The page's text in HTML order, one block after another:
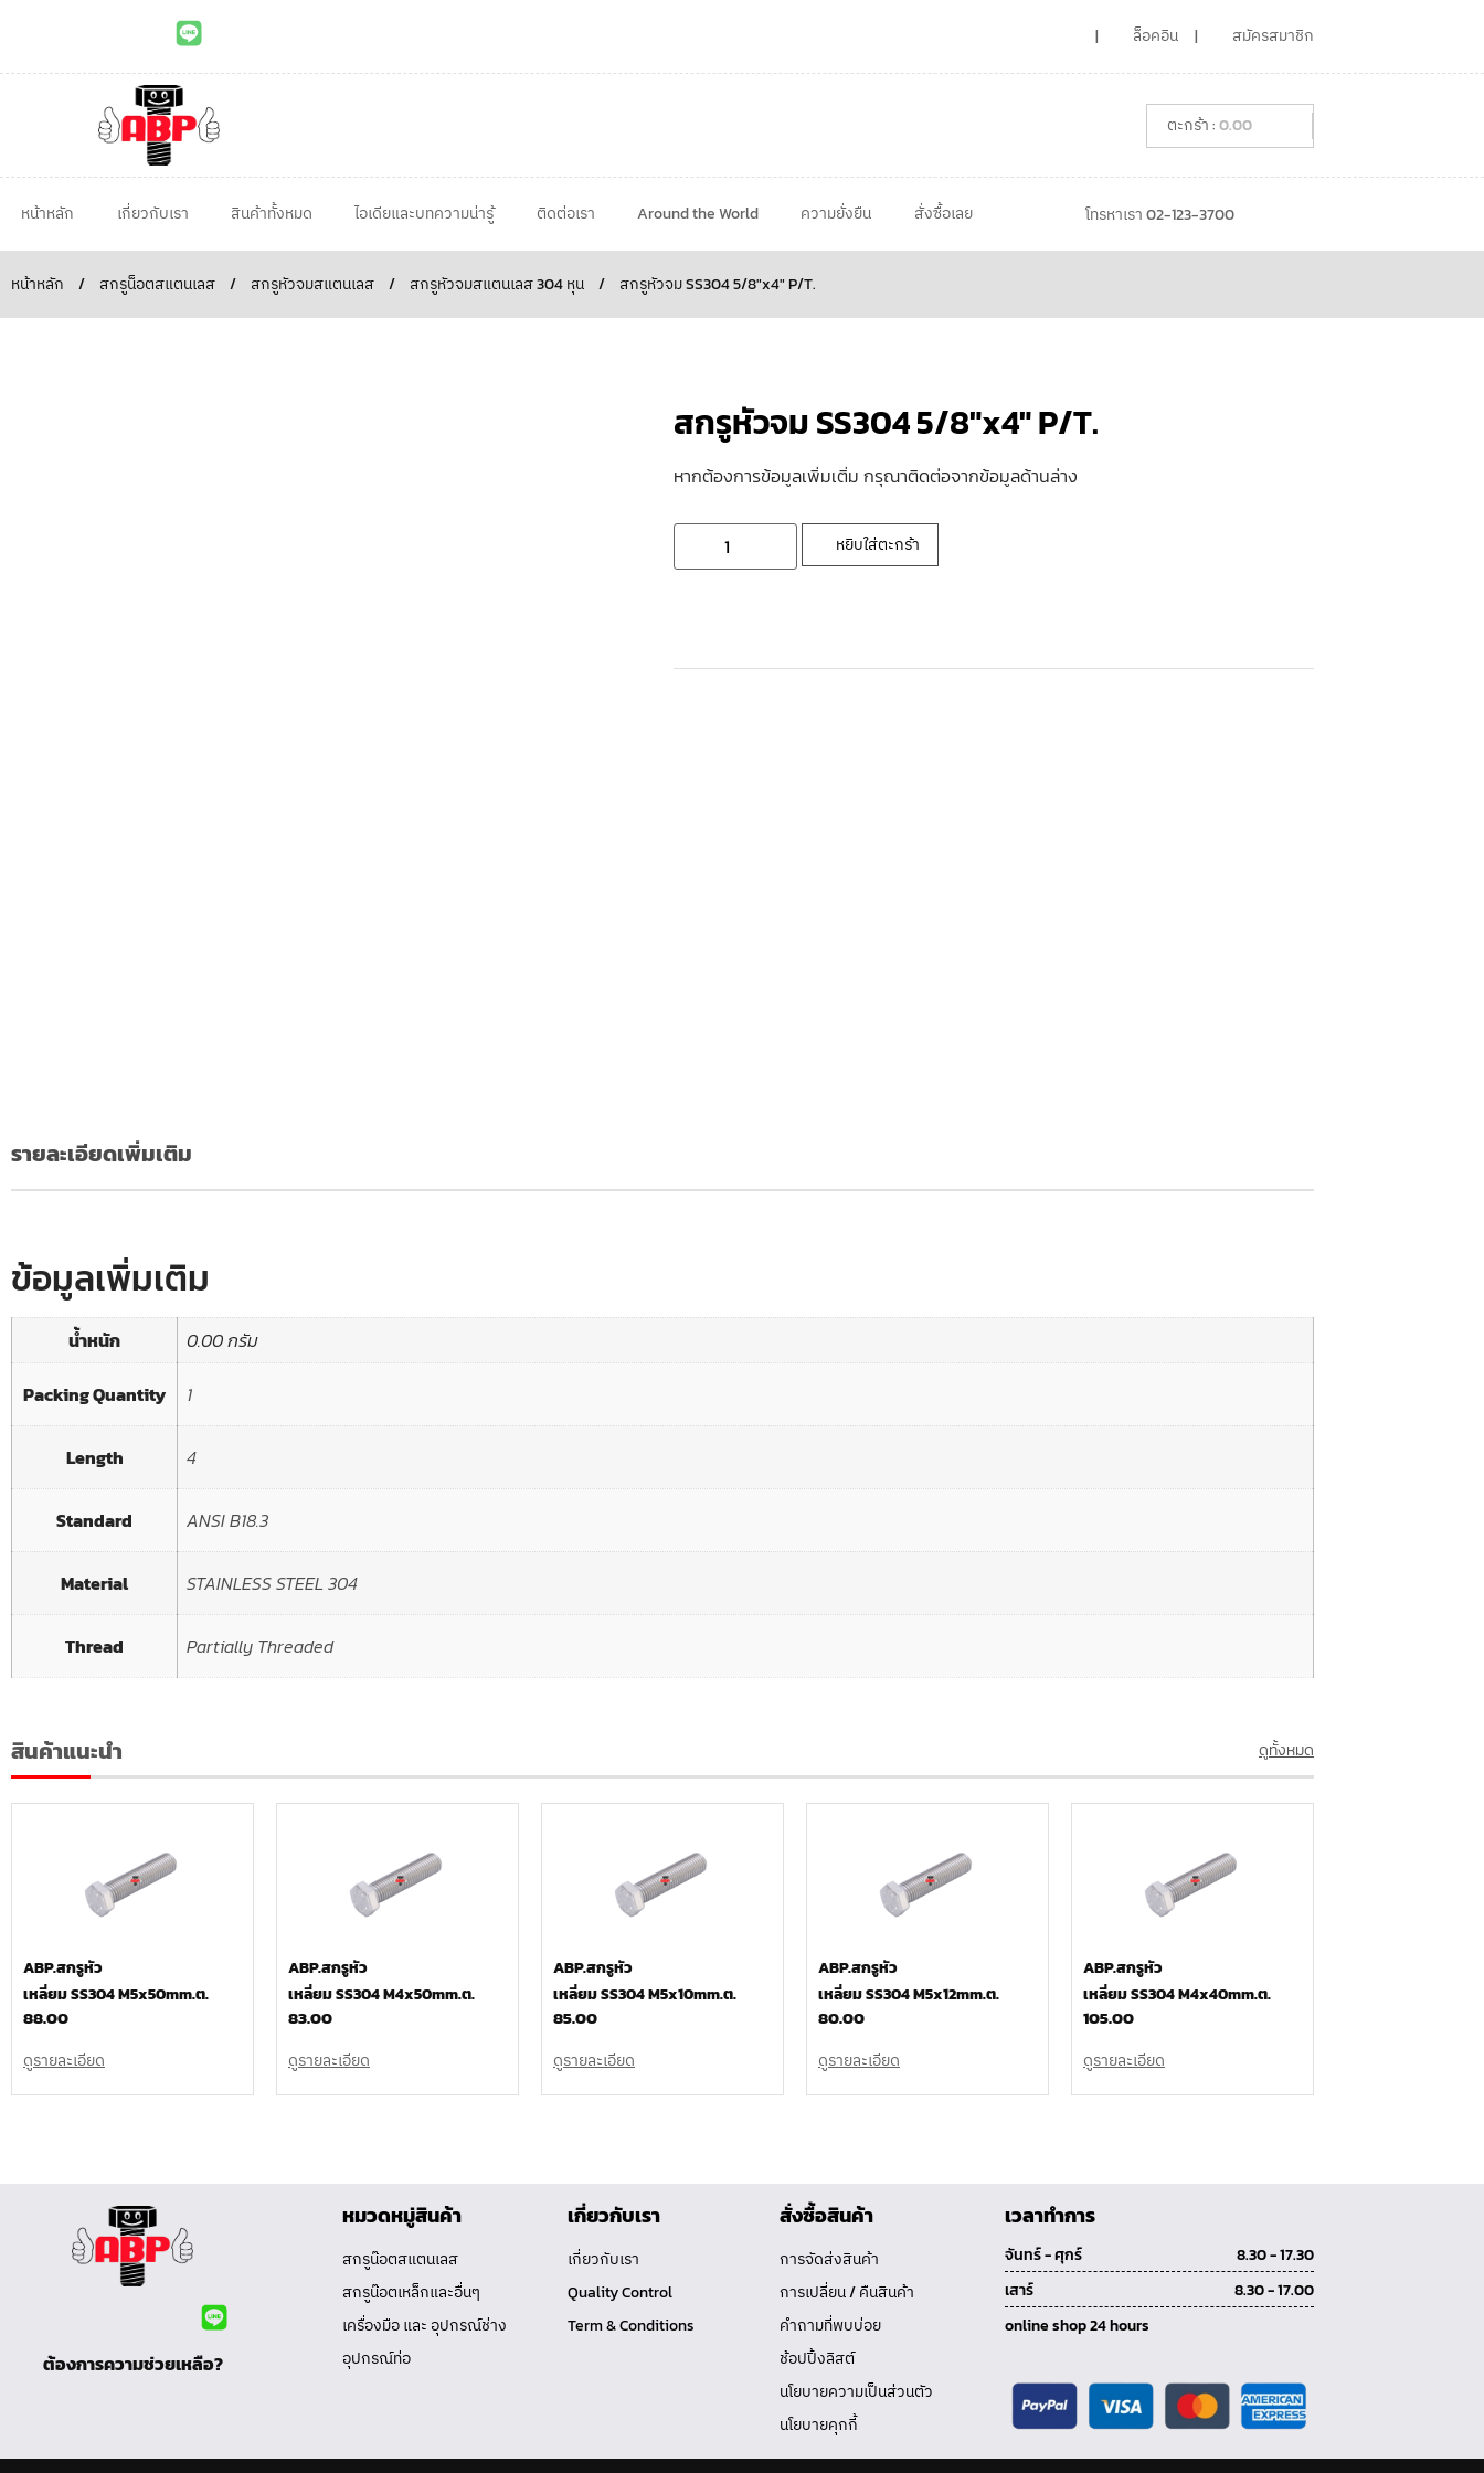
ล็อคอิน สมัครสมาชิก
0.00
หน้าหลัก เกี่ยวกับเรา สินค้าทั้งหมด ไอเดียและบทความน่ารู้ ติดต่อเรา Around the World ความยั่งยืน สั่งซื้อเลย โทรหาเรา 02-123-3700
หน้าหลัก / สกรูน็อตสแตนเลส / สกรูหัวจมสแตนเลส / สกรูหัวจมสแตนเลส 304 หุน / สกรูหัวจม SS304 5/8″x4″ P/T.
สกรูหัวจม SS304 5/8″x4″ P/T.
หากต้องการข้อมูลเพิ่มเติ่ม กรุณาติดต่อจากข้อมูลด้านล่าง
หยิบใส่ตะกร้า
รายละเอียดเพิ่มเติม
ข้อมูลเพิ่มเติม
น้ำหนัก 0.00 กรัม
Packing Quantity 1
Length 4
Standard ANSI B18.3
Material STAINLESS STEEL 304
Thread Partially Threaded
สินค้าแนะนำ ดูทั้งหมด
ABP.สกรูหัว
เหลี่ยม SS304 M5x50mm.ต.
88.00
ดูรายละเอียด
ABP.สกรูหัว
เหลี่ยม SS304 M4x50mm.ต.
83.00
ดูรายละเอียด
ABP.สกรูหัว
เหลี่ยม SS304 M5x10mm.ต.
85.00
ดูรายละเอียด
ABP.สกรูหัว
เหลี่ยม SS304 M5x12mm.ต.
80.00
ดูรายละเอียด
ABP.สกรูหัว
เหลี่ยม SS304 M4x40mm.ต.
105.00
ดูรายละเอียด
ต้องการความช่วยเหลือ?
หมวดหมู่สินค้า
สกรูน๊อตสแตนเลส
สกรูน๊อตเหล็กและอื่นๆ
เครื่องมือ และ อุปกรณ์ช่าง
อุปกรณ์ท่อ
เกี่ยวกับเรา
เกี่ยวกับเรา
Quality Control
Term & Conditions
สั่งซื้อสินค้า
การจัดส่งสินค้า
การเปลี่ยน / คืนสินค้า
คำถามที่พบบ่อย
ช้อปปิ้งลิสต์
นโยบายความเป็นส่วนตัว
นโยบายคุกกี้
เวลาทำการ
จันทร์ - ศุกร์
8.30 - 17.30
เสาร์
8.30 - 17.00
online shop 24 hours